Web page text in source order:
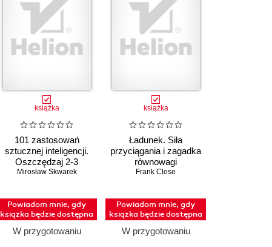
książka
101 zastosowań
sztucznej inteligencji.
Oszczędzaj 2-3
godziny dziennie dzięki
Mirosław Skwarek
Powiadom mnie, gdy
książka będzie dostępna
W przygotowaniu
książka
Ładunek. Siła
przyciągania i zagadka
równowagi
Wszechświata
Frank Close
Powiadom mnie, gdy
książka będzie dostępna
W przygotowaniu